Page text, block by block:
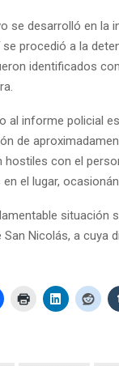
se desarrolló en la
se procedió a la
identificados
al informe policial
de
con el
el lugar,
situación
San Nicolás, a cuya